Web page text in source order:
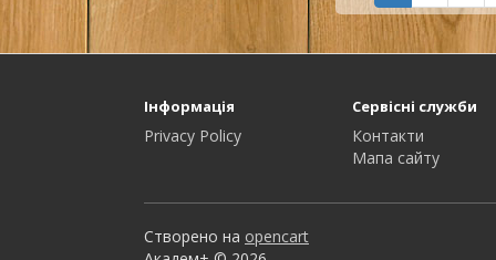
Інформація
Privacy Policy
Сервісні служби
Контакти
Мапа сайту
Створено на opencart